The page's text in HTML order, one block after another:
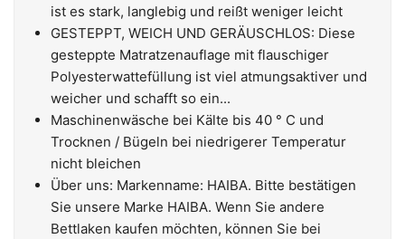
ist es stark, langlebig und reißt weniger leicht
GESTEPPT, WEICH UND GERÄUSCHLOS: Diese
gesteppte Matratzenauflage mit flauschiger
Polyesterwattefüllung ist viel atmungsaktiver und
weicher und schafft so ein...
Maschinenwäsche bei Kälte bis 40 ° C und
Trocknen / Bügeln bei niedrigerer Temperatur
nicht bleichen
Über uns: Markenname: HAIBA. Bitte bestätigen
Sie unsere Marke HAIBA. Wenn Sie andere
Bettlaken kaufen möchten, können Sie bei